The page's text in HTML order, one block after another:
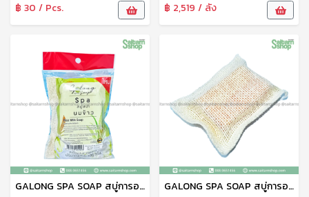
฿ 30 / Pcs. ฿ 2,519 / ลัง
GALONG SPA SOAP สบู่การอง สบู่ตาข่าย สบู่สปานมข้าว สบู่ขัดผิวขาว 100 กรัม กาลอง GALONG SPA SOAP สบู่การอง สบู่ตาข่าย สบู่สปามะละกอ สบู่ขัดผิวขาว 100 กรัม กาลอง